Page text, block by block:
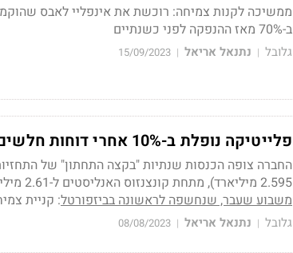
ב-70% מאז ההנפקה לפני כשנתיים
גלובל | נתנאל אריאל |
15/09/2023
פלייטיקה נופלת ב-10% אחרי דוחות חלשים ותחזית מאכזבת
2.595 מיליארד), מתחת קונצנזוס האנליסטים ל-2.61 מיליארד דולר. כעת מתבררת הסיבה ל
משבוע שעבר, שנחשפה לראשונה בביזפורטל: קניית
גלובל | נתנאל אריאל |
08/08/2023